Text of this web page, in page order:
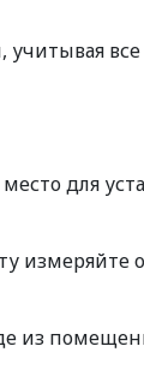
для
измеряйте
из